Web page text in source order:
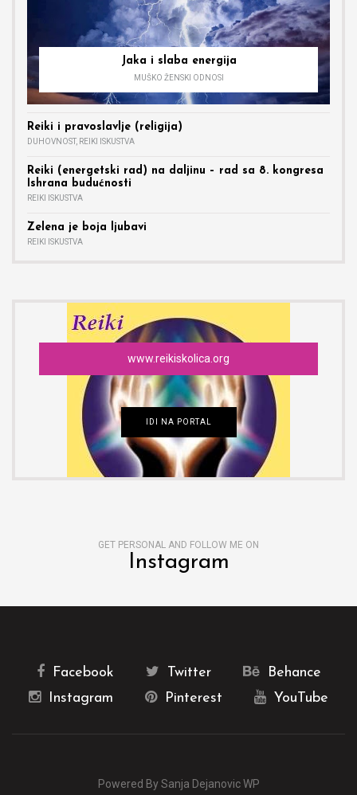
Jaka i slaba energija
MUŠKO ŽENSKI ODNOSI
Reiki i pravoslavlje (religija)
DUHOVNOST, REIKI ISKUSTVA
Reiki (energetski rad) na daljinu – rad sa 8. kongresa
Ishrana budućnosti
REIKI ISKUSTVA
Zelena je boja ljubavi
REIKI ISKUSTVA
www.reikiskolica.org
IDI NA PORTAL
GET PERSONAL AND FOLLOW ME ON
Instagram
Facebook Twitter
Behance
Instagram
Pinterest YouTube
Powered By Sanja Dejanovic WP